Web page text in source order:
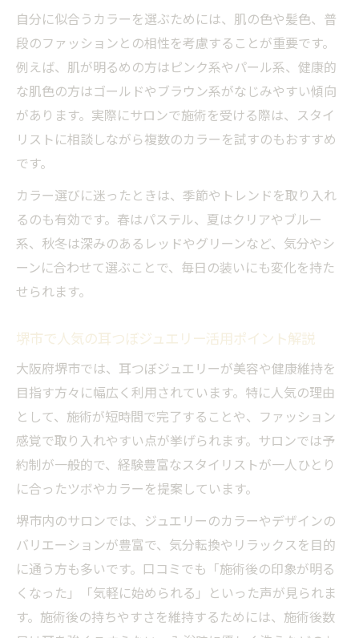
耳つぼジュエリーで自分だけの個性を表現
する方法
色選びに迷った時の耳つぼジュエリー活用
アドバイス
堺市で流行の耳つぼジュエリー色をチェッ
クしよう
を
耳つぼジュエリーの豊富なカラーで日常を
彩る秘訣
毎日の気分で耳つぼジュエリーの色を変え
る楽しみ方
な効果とは
堺市で手に入る耳つぼジュエリーカラーの
特徴紹介
耳つぼジュエリーで生活に取り入れる色使
いの工夫
気分で選ぶ耳つぼジュエリーの魅力と堺市の楽
しみ方
気分に合わせて耳つぼジュエリーのカラー
を選ぶ方法
耳つぼジュエリーで季節感を演出するカラ
ー選び
堺市で話題の耳つぼジュエリーカラー体験
自分に似合うカラーを選ぶためには、肌の色や髪色、普
段のファッションとの相性を考慮することが重要です。
例えば、肌が明るめの方はピンク系やパール系、健康的
な肌色の方はゴールドやブラウン系がなじみやすい傾向
があります。実際にサロンで施術を受ける際は、スタイ
リストに相談しながら複数のカラーを試すのもおすすめ
です。
カラー選びに迷ったときは、季節やトレンドを取り入れ
るのも有効です。春はパステル、夏はクリアやブルー
系、秋冬は深みのあるレッドやグリーンなど、気分やシ
ーンに合わせて選ぶことで、毎日の装いにも変化を持た
せられます。
堺市で人気の耳つぼジュエリー活用ポイント解説
大阪府堺市では、耳つぼジュエリーが美容や健康維持を
目指す方々に幅広く利用されています。特に人気の理由
として、施術が短時間で完了することや、ファッション
感覚で取り入れやすい点が挙げられます。サロンでは予
約制が一般的で、経験豊富なスタイリストが一人ひとり
に合ったツボやカラーを提案しています。
堺市内のサロンでは、ジュエリーのカラーやデザインの
バリエーションが豊富で、気分転換やリラックスを目的
に通う方も多いです。口コミでも「施術後の印象が明る
くなった」「気軽に始められる」といった声が見られま
す。施術後の持ちやすさを維持するためには、施術後数